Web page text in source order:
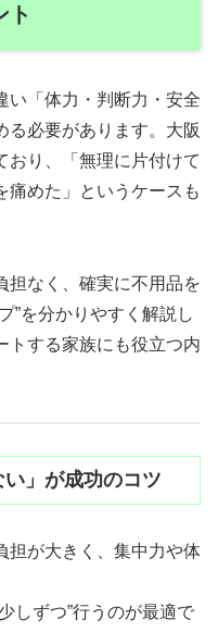
ト
い「体力・判断力・安全
る必要があります。大阪
おり、「無理に片付けて
痛めた」というケースも
担なく、確実に不用品を
”を分かりやすく解説し
トする家族にも役立つ内
」が成功のコツ
担が大きく、集中力や体
しずつ”行うのが最適で